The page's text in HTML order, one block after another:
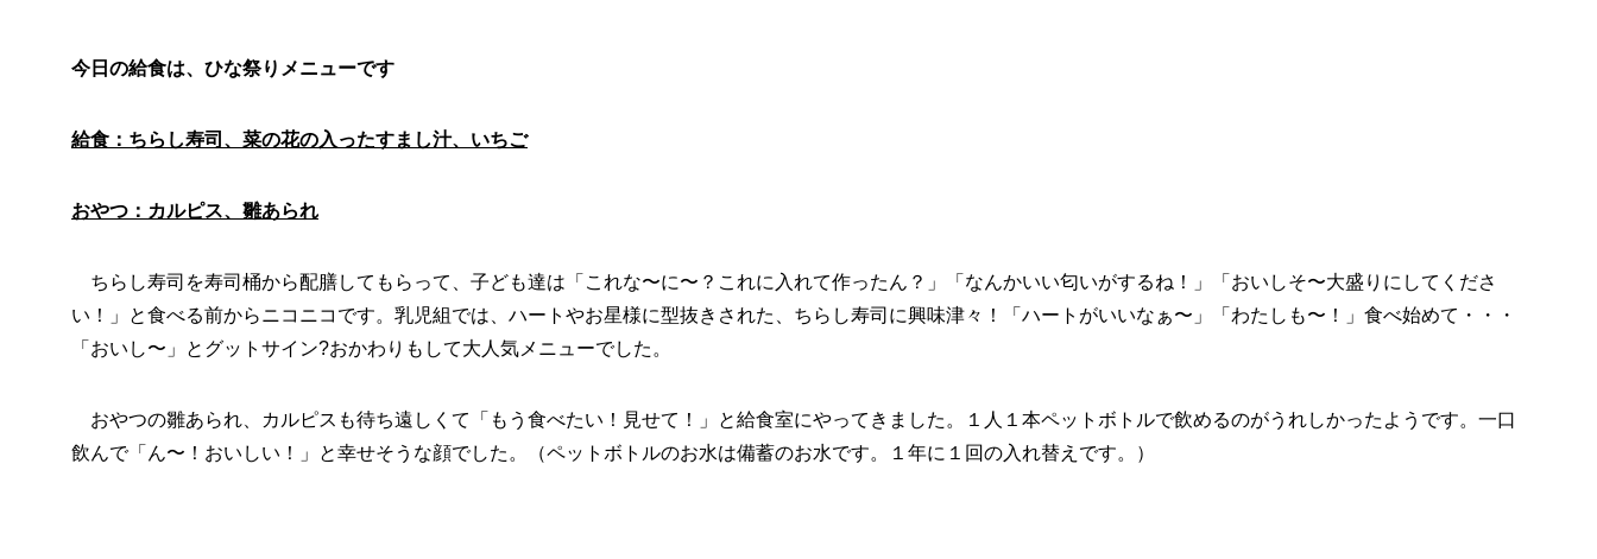
今日の給食は、ひな祭りメニューです
給食：ちらし寿司、菜の花の入ったすまし汁、いちご
おやつ：カルピス、雛あられ
ちらし寿司を寿司桶から配膳してもらって、子ども達は「これな〜に〜？これに入れて作ったん？」「なんかいい匂いがするね！」「おいしそ〜大盛りにしてくださ
い！」と食べる前からニコニコです。乳児組では、ハートやお星様に型抜きされた、ちらし寿司に興味津々！「ハートがいいなぁ〜」「わたしも〜！」食べ始めて・・・
「おいし〜」とグットサイン?おかわりもして大人気メニューでした。
おやつの雛あられ、カルピスも待ち遠しくて「もう食べたい！見せて！」と給食室にやってきました。１人１本ペットボトルで飲めるのがうれしかったようです。一口
飲んで「ん〜！おいしい！」と幸せそうな顔でした。（ペットボトルのお水は備蓄のお水です。１年に１回の入れ替えです。）